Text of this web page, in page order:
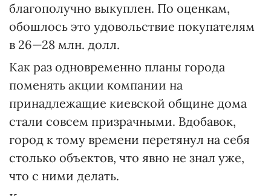
благополучно выкуплен. По оценкам,
обошлось это удовольствие покупателям
в 26—28 млн. долл.
Как раз одновременно планы города
поменять акции компании на
принадлежащие киевской общине дома
стали совсем призрачными. Вдобавок,
город к тому времени перетянул на себя
столько объектов, что явно не знал уже,
что с ними делать.